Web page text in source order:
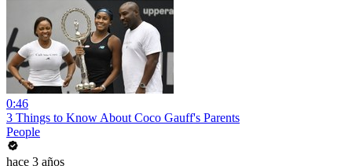
0:46
3 Things to Know About Coco Gauff's Parents
People
hace 3 años